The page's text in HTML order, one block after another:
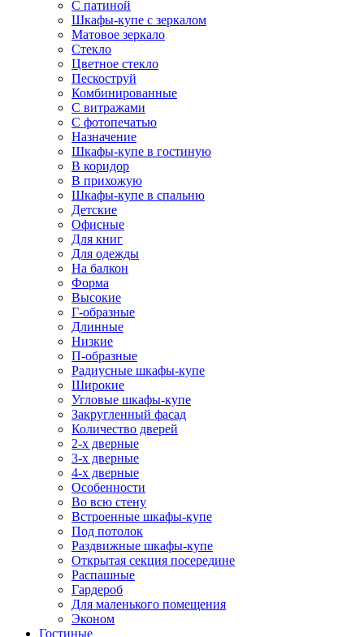
С патиной
Шкафы-купе с зеркалом
Матовое зеркало
Стекло
Цветное стекло
Пескоструй
Комбинированные
С витражами
С фотопечатью
Назначение
Шкафы-купе в гостиную
В коридор
В прихожую
Шкафы-купе в спальню
Детские
Офисные
Для книг
Для одежды
На балкон
Форма
Высокие
Г-образные
Длинные
Низкие
П-образные
Радиусные шкафы-купе
Широкие
Угловые шкафы-купе
Закругленный фасад
Количество дверей
2-х дверные
3-х дверные
4-х дверные
Особенности
Во всю стену
Встроенные шкафы-купе
Под потолок
Раздвижные шкафы-купе
Открытая секция посередине
Распашные
Гардероб
Для маленького помещения
Эконом
Гостиные